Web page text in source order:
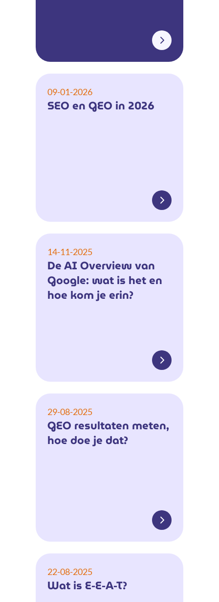
09-01-2026
SEO en GEO in 2026
14-11-2025
De AI Overview van
Google: wat is het en
hoe kom je erin?
29-08-2025
GEO resultaten meten,
hoe doe je dat?
22-08-2025
Wat is E-E-A-T?